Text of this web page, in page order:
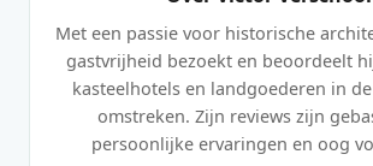
Met een passie voor historische
gastvrijheid bezoekt en beoordeelt
kasteelhotels en landgoederen in
omstreken. Zijn reviews zijn
persoonlijke ervaringen en oog